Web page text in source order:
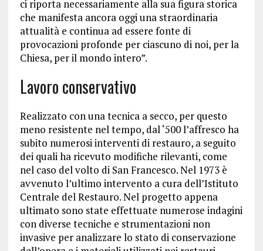
ci riporta necessariamente alla sua figura storica
che manifesta ancora oggi una straordinaria
attualità e continua ad essere fonte di
provocazioni profonde per ciascuno di noi, per la
Chiesa, per il mondo intero”.
Lavoro conservativo
Realizzato con una tecnica a secco, per questo
meno resistente nel tempo, dal ‘500 l’affresco ha
subito numerosi interventi di restauro, a seguito
dei quali ha ricevuto modifiche rilevanti, come
nel caso del volto di San Francesco. Nel 1973 è
avvenuto l’ultimo intervento a cura dell’Istituto
Centrale del Restauro. Nel progetto appena
ultimato sono state effettuate numerose indagini
con diverse tecniche e strumentazioni non
invasive per analizzare lo stato di conservazione